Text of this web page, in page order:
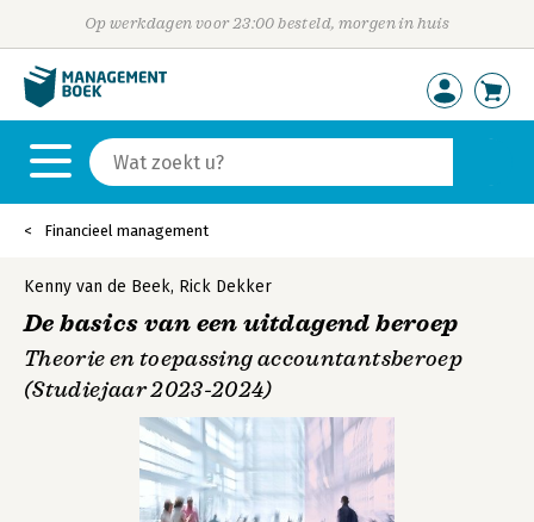
Op werkdagen voor 23:00 besteld, morgen in huis
Financieel management
Kenny van de Beek, Rick Dekker
De basics van een uitdagend beroep
Theorie en toepassing accountantsberoep
(Studiejaar 2023-2024)